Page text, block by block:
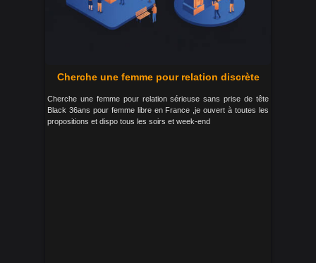
Cherche une femme pour relation discrète
Cherche une femme pour relation sérieuse sans prise de tête
Black 36ans pour femme libre en France ,je ouvert à toutes les
propositions et dispo tous les soirs et week-end